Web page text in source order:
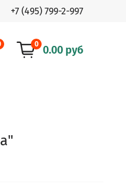
+7 (495) 799-2-997
0 0.00 руб